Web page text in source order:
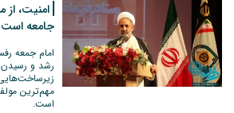
امنیت،
جامعه است
امام جمعه
رشد و رسیدن
مهم‌ترین
است.